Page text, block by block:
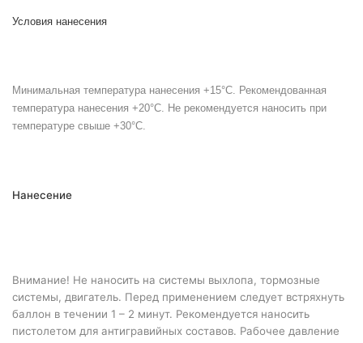
Условия нанесения
Минимальная температура нанесения +15°С. Рекомендованная
температура нанесения +20°С. Не рекомендуется наносить при
температуре свыше +30°С.
Нанесение
Внимание! Не наносить на системы выхлопа, тормозные
системы, двигатель. Перед применением следует встряхнуть
баллон в течении 1 – 2 минут. Рекомендуется наносить
пистолетом для антигравийных составов. Рабочее давление